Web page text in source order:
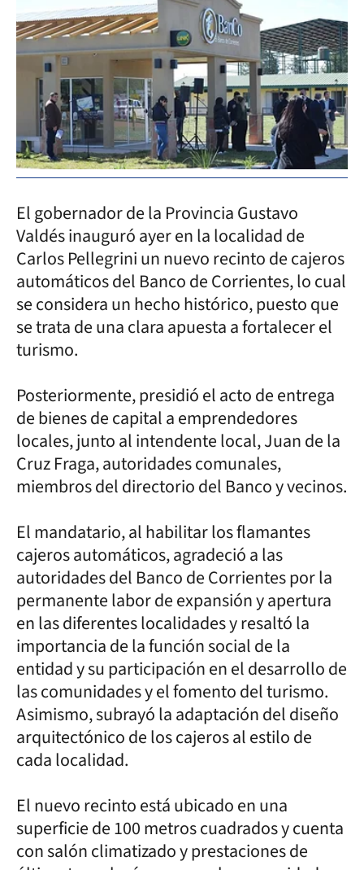
El gobernador de la Provincia Gustavo
Valdés inauguró ayer en la localidad de
Carlos Pellegrini un nuevo recinto de cajeros
automáticos del Banco de Corrientes, lo cual
se considera un hecho histórico, puesto que
se trata de una clara apuesta a fortalecer el
turismo.
Posteriormente, presidió el acto de entrega
de bienes de capital a emprendedores
locales, junto al intendente local, Juan de la
Cruz Fraga, autoridades comunales,
miembros del directorio del Banco y vecinos.
El mandatario, al habilitar los flamantes
cajeros automáticos, agradeció a las
autoridades del Banco de Corrientes por la
permanente labor de expansión y apertura
en las diferentes localidades y resaltó la
importancia de la función social de la
entidad y su participación en el desarrollo de
las comunidades y el fomento del turismo.
Asimismo, subrayó la adaptación del diseño
arquitectónico de los cajeros al estilo de
cada localidad.
El nuevo recinto está ubicado en una
superficie de 100 metros cuadrados y cuenta
con salón climatizado y prestaciones de